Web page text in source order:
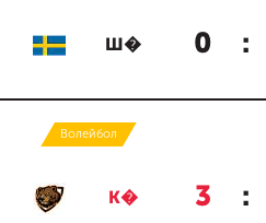
Ш� 0 :
Волейбол
К� 3 :